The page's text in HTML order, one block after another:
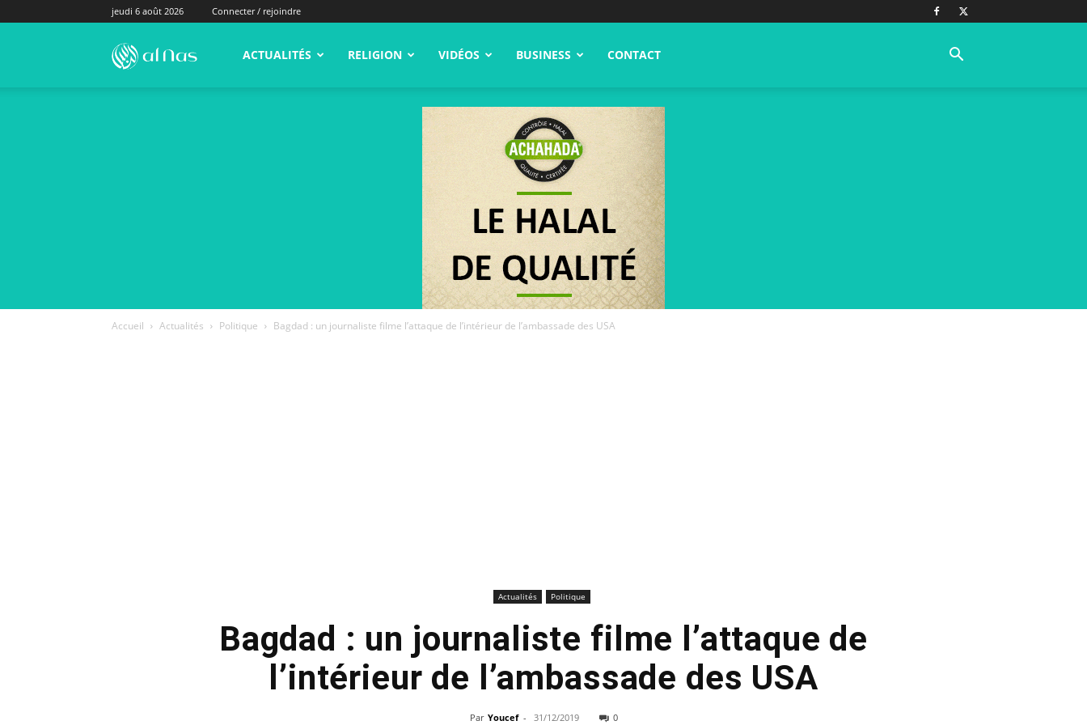
jeudi 6 août 2026 Connecter / rejoindre
alNas.fr ACTUALITÉS RELIGION VIDÉOS BUSINESS CONTACT
Accueil Actualités Politique Bagdad : un journaliste filme l’attaque de l’intérieur de l’ambassade des USA
Actualités Politique
Bagdad : un journaliste filme l’attaque de
l’intérieur de l’ambassade des USA
Par Youcef - 31/12/2019 0